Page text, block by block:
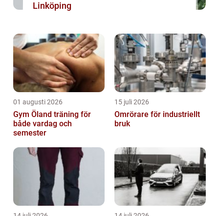
Linköping
01 augusti 2026
Gym Öland träning för
både vardag och
semester
15 juli 2026
Omrörare för industriellt
bruk